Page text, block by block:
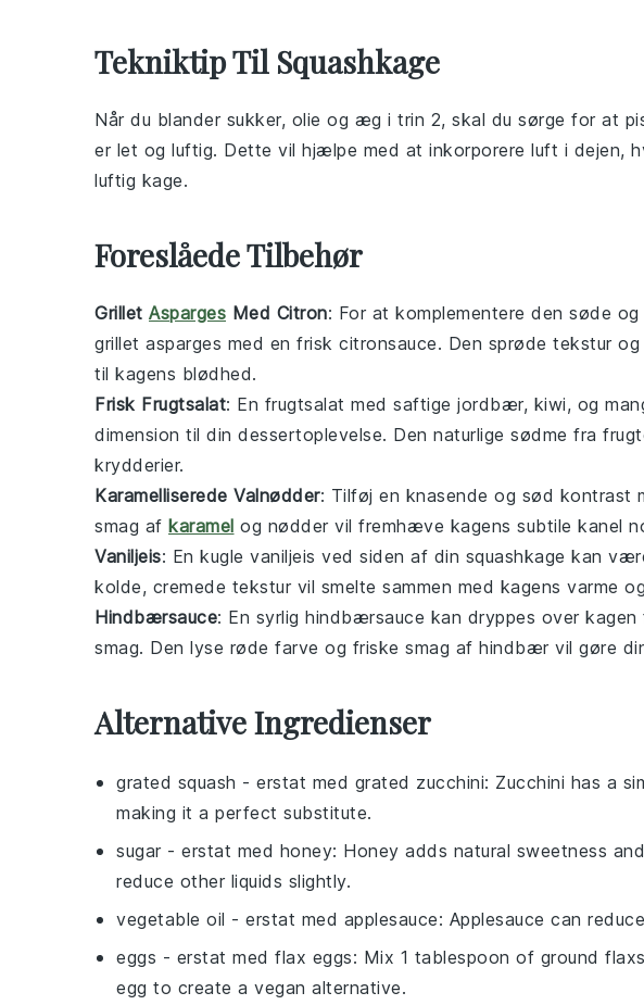
Tekniktip Til Squashkage
Når du blander sukker, olie og æg i trin 2, skal du sørge for at
er let og luftig. Dette vil hjælpe med at inkorporere luft i dejen,
luftig kage.
Foreslåede Tilbehør
Grillet Asparges Med Citron: For at komplementere den søde
grillet asparges med en frisk citronsauce. Den sprøde tekstur
til kagens blødhed.
Frisk Frugtsalat: En frugtsalat med saftige jordbær, kiwi, og
dimension til din dessertoplevelse. Den naturlige sødme fra
krydderier.
Karamelliserede Valnødder: Tilføj en knasende og sød kontrast
smag af karamel og nødder vil fremhæve kagens subtile kanel
Vaniljeis: En kugle vaniljeis ved siden af din squashkage kan
kolde, cremede tekstur vil smelte sammen med kagens varme
Hindbærsauce: En syrlig hindbærsauce kan dryppes over
smag. Den lyse røde farve og friske smag af hindbær vil gøre
Alternative Ingredienser
grated squash - erstat med grated zucchini: Zucchini has a
making it a perfect substitute.
sugar - erstat med honey: Honey adds natural sweetness
reduce other liquids slightly.
vegetable oil - erstat med applesauce: Applesauce can
eggs - erstat med flax eggs: Mix 1 tablespoon of ground
egg to create a vegan alternative.